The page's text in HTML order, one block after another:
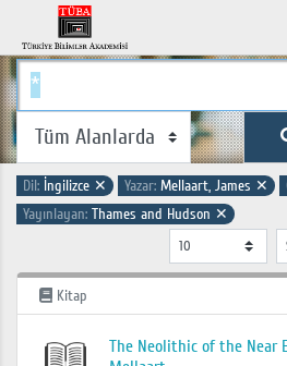
Dil: İngilizce ✕ Yazar: Mellaart, James ✕
Yayınlayan: Thames and Hudson ✕
Kitap
The Neolithic of the Near